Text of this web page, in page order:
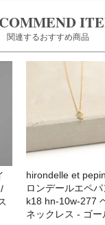
関連するおすすめ商品
hirondelle et
ロンデールエペ
k18 hn-10w-277
ネックレス - ゴー